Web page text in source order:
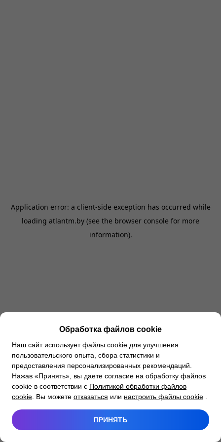
Application error: a client-side exception has occurred while
loading atlantm.by (see the browser console for more
information).
Обработка файлов cookie
Наш сайт использует файлы cookie для улучшения
пользовательского опыта, сбора статистики и
предоставления персонализированных рекомендаций.
Нажав «Принять», вы даете согласие на обработку файлов
cookie в соответствии с Политикой обработки файлов
cookie . Вы можете отказаться или настроить файлы cookie
ПРИНЯТЬ